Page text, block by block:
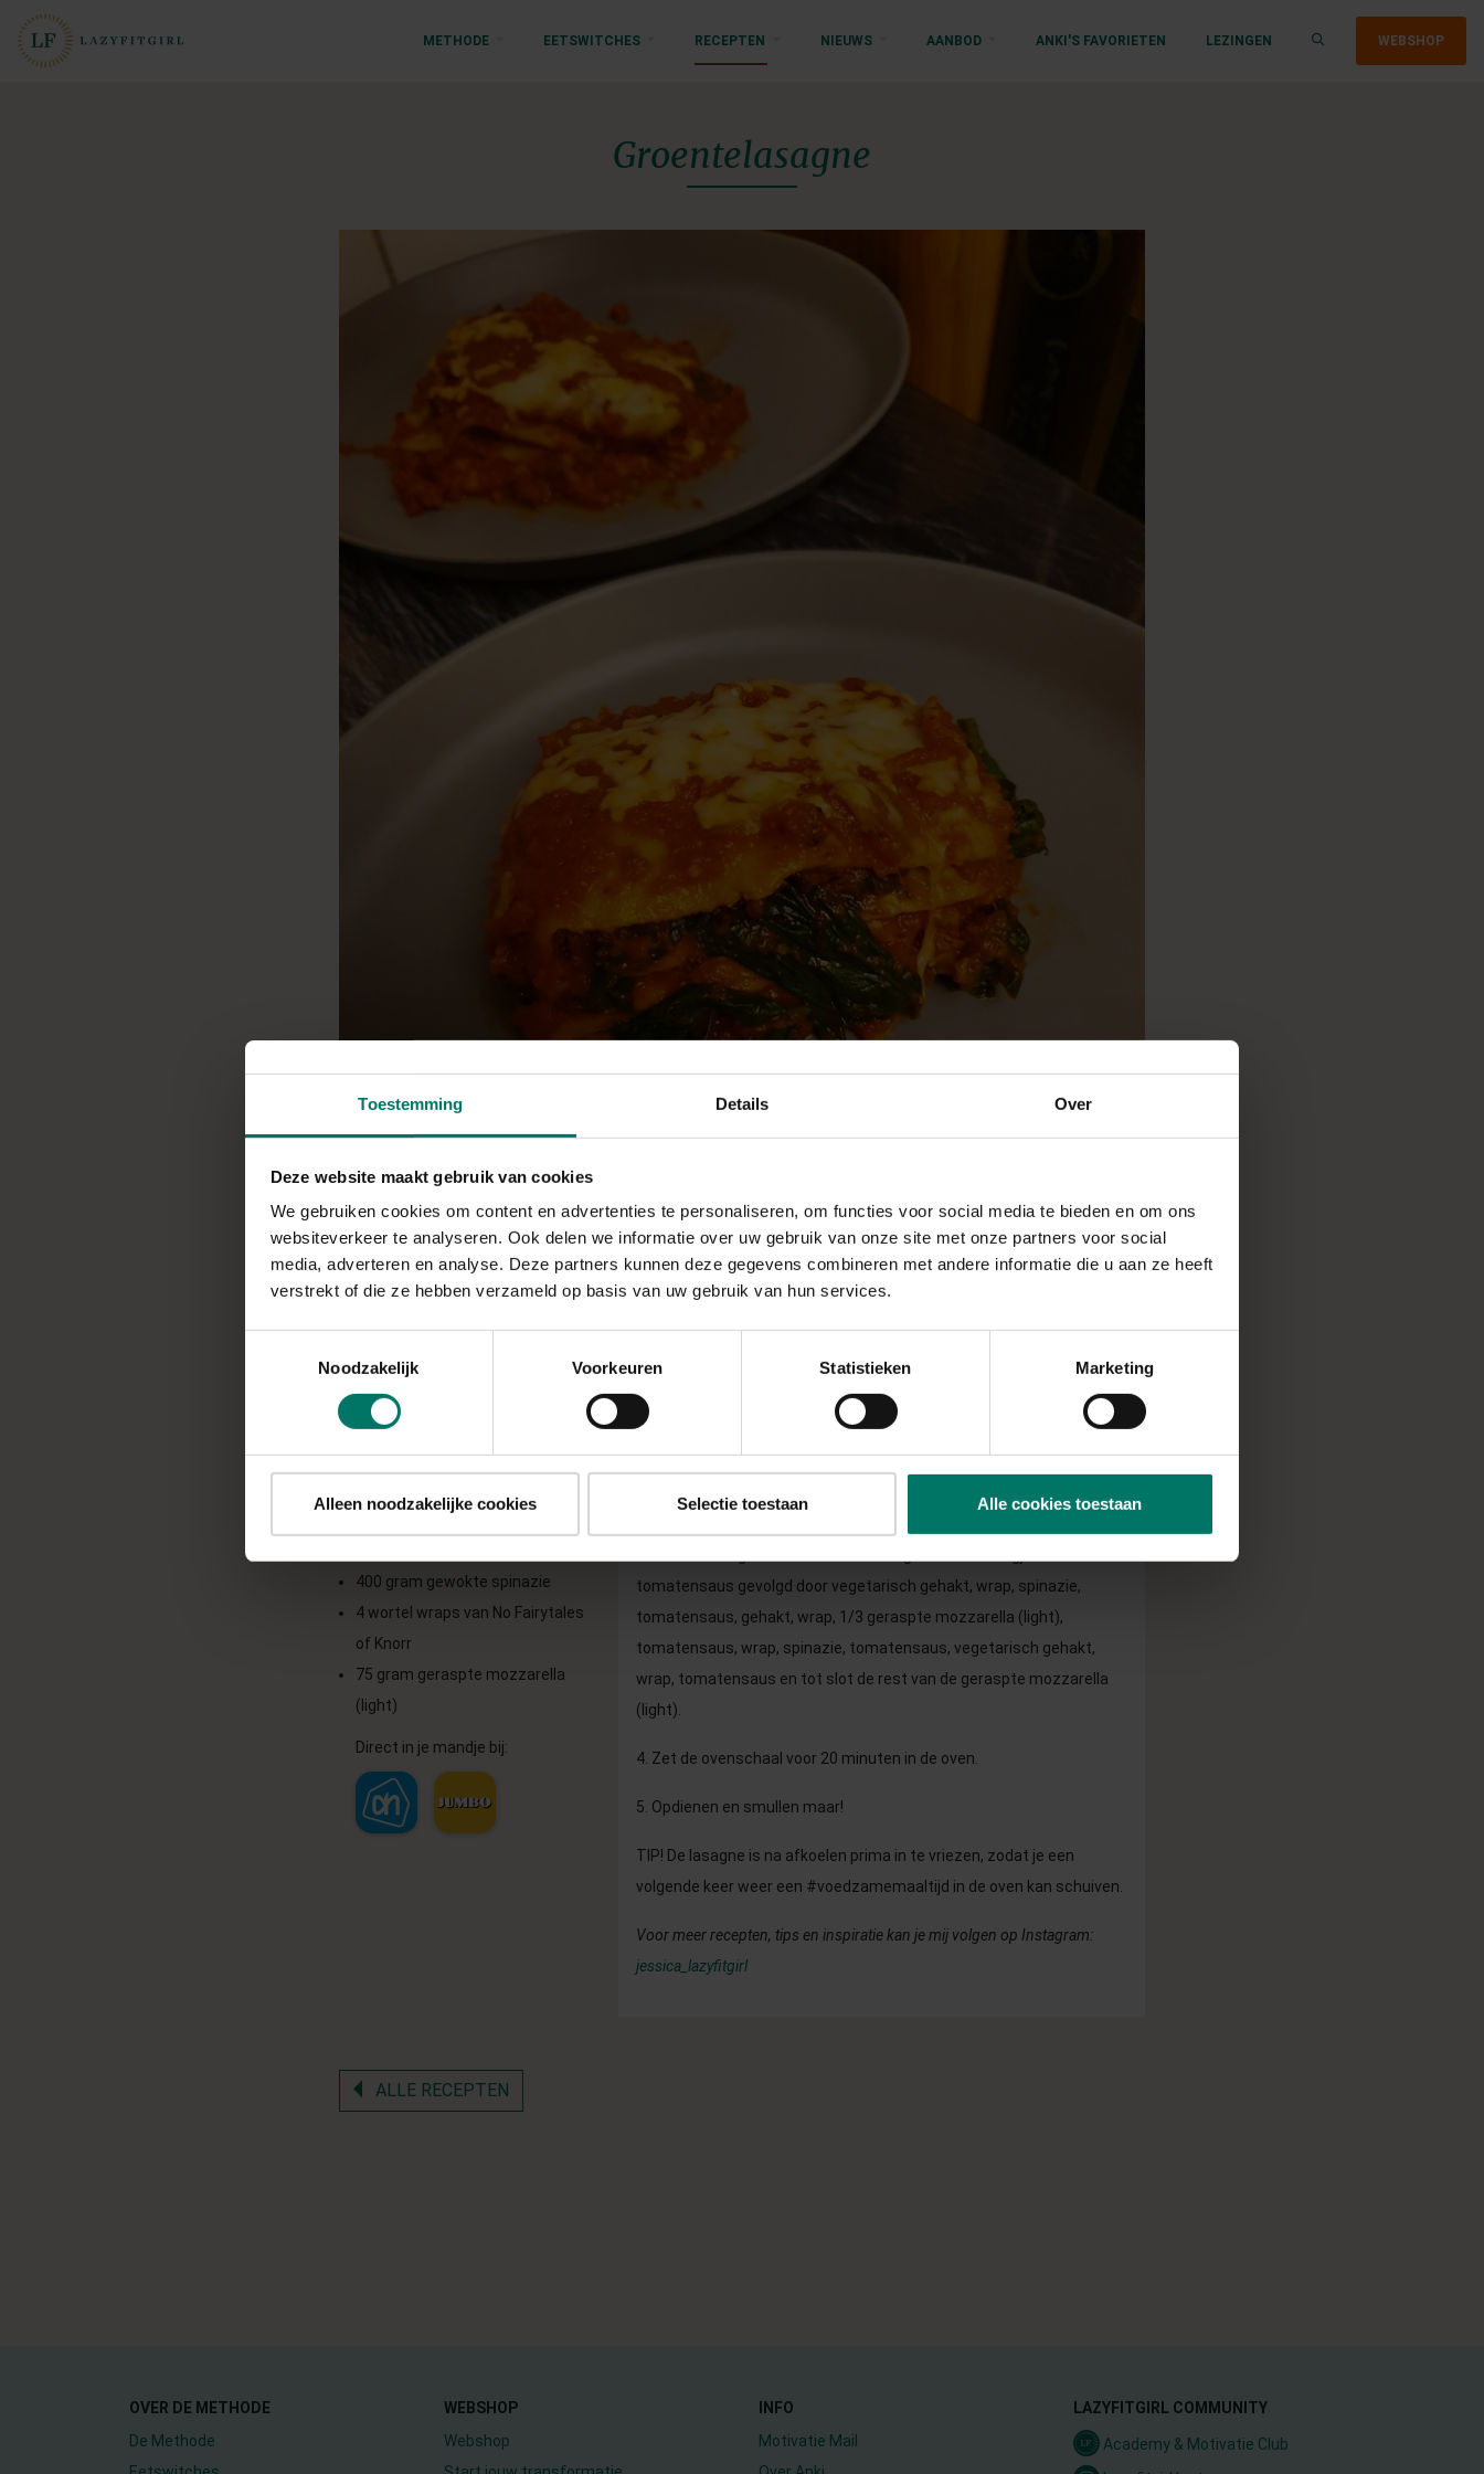
Toestemming Details Over
Deze website maakt gebruik van cookies
We gebruiken cookies om content en advertenties te personaliseren, om functies voor social media te bieden en om ons
websiteverkeer te analyseren. Ook delen we informatie over uw gebruik van onze site met onze partners voor social
media, adverteren en analyse. Deze partners kunnen deze gegevens combineren met andere informatie die u aan ze heeft
verstrekt of die ze hebben verzameld op basis van uw gebruik van hun services.
Noodzakelijk
Voorkeuren Statistieken Marketing
Alleen noodzakelijke cookies Selectie toestaan Alle cookies toestaan
METHODE EETSWITCHES RECEPTEN NIEUWS AANBOD ANKI'S FAVORIETEN LEZINGEN WEBSHOP
Groentelasagne
Recept voor een heerlijk voedzame groentelasagne
Bereidingstijd: 15 + 20 min
INGREDIËNTEN
voor 5 a 6 personen
Verse tomatensaus
400 gram gewokte spinazie
4 wortel wraps van No Fairytales
of Knorr
75 gram geraspte mozzarella
(light)
Direct in je mandje bij:
BEREIDING
1. Oven voorverwarmen op 180°C
2. Rul het vegetarisch gehakt even tot dit knapperig bruin is en wok
ondertussen de spinazie in een andere pan.
tomatensaus gevolgd door vegetarisch gehakt, wrap, spinazie,
tomatensaus, gehakt, wrap, 1/3 geraspte mozzarella (light),
tomatensaus, wrap, spinazie, tomatensaus, vegetarisch gehakt,
wrap, tomatensaus en tot slot de rest van de geraspte mozzarella
(light).
4. Zet de ovenschaal voor 20 minuten in de oven.
5. Opdienen en smullen maar!
TIP! De lasagne is na afkoelen prima in te vriezen, zodat je een
volgende keer weer een #voedzamemaaltijd in de oven kan schuiven.
Voor meer recepten, tips en inspiratie kan je mij volgen op Instagram:
jessica_lazyfitgirl
ALLE RECEPTEN
OVER DE METHODE
De Methode
WEBSHOP
Webshop
INFO
Motivatie Mail
LAZYFITGIRL COMMUNITY
Academy & Motivatie Club